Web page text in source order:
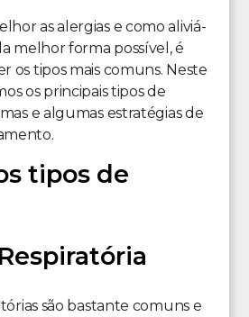
as alergias e como aliviá-
melhor forma possível, é
os tipos mais comuns. Neste
os principais tipos de
e algumas estratégias de
tipos de
são bastante comuns e